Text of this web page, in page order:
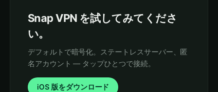
Snap VPN を試してみてくださ
い。
デフォルトで暗号化。ステートレスサーバー、匿
名アカウント — タップひとつで接続。
iOS 版をダウンロード